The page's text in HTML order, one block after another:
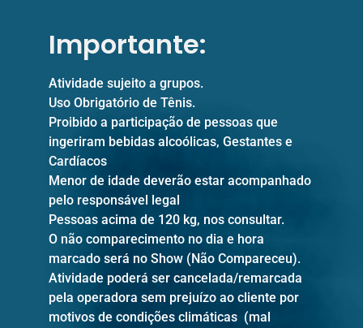
Importante:
Atividade sujeito a grupos.
Uso Obrigatório de Tênis.
Proibido a participação de pessoas que
ingeriram bebidas alcoólicas, Gestantes e
Cardíacos
Menor de idade deverão estar acompanhado
pelo responsável legal
Pessoas acima de 120 kg, nos consultar.
O não comparecimento no dia e hora
marcado será no Show (Não Compareceu).
Atividade poderá ser cancelada/remarcada
pela operadora sem prejuízo ao cliente por
motivos de condições climáticas (mal